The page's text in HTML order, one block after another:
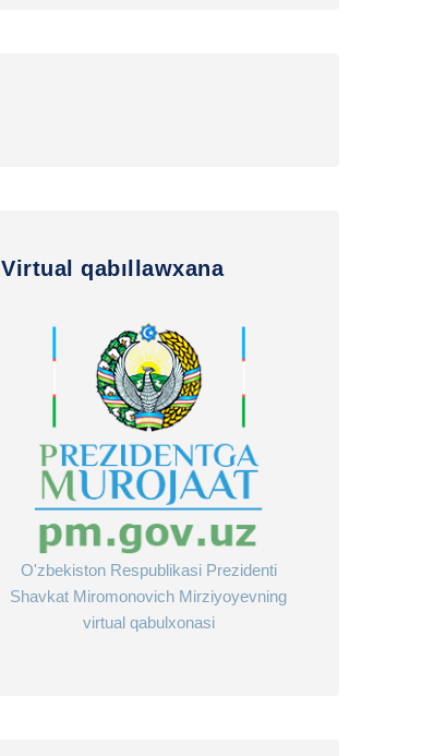
Virtual qabıllawxana
O'zbekiston Respublikasi Prezidenti
Shavkat Miromonovich Mirziyoyevning
virtual qabulxonasi